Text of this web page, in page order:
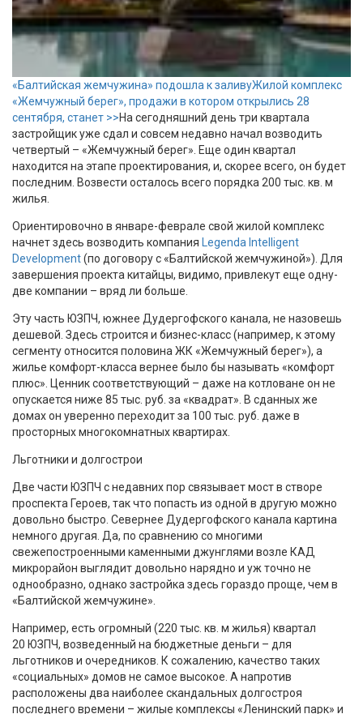
«Балтийская жемчужина» подошла к заливуЖилой комплекс
«Жемчужный берег», продажи в котором открылись 28
сентября, станет >>На сегодняшний день три квартала
застройщик уже сдал и совсем недавно начал возводить
четвертый – «Жемчужный берег». Еще один квартал
находится на этапе проектирования, и, скорее всего, он будет
последним. Возвести осталось всего порядка 200 тыс. кв. м
жилья.
Ориентировочно в январе-феврале свой жилой комплекс
начнет здесь возводить компания
Legenda Intelligent
Development(по договору с «Балтийской жемчужиной»). Для
завершения проекта китайцы, видимо, привлекут еще одну-
две компании – вряд ли больше.
Эту часть ЮЗПЧ, южнее Дудергофского канала, не назовешь
дешевой. Здесь строится и бизнес-класс (например, к этому
сегменту относится половина ЖК «Жемчужный берег»), а
жилье комфорт-класса вернее было бы называть «комфорт
плюс». Ценник соответствующий – даже на котловане он не
опускается ниже 85 тыс. руб. за «квадрат». В сданных же
домах он уверенно переходит за 100 тыс. руб. даже в
просторных многокомнатных квартирах.
Льготники и долгострои
Две части ЮЗПЧ с недавних пор связывает мост в створе
проспекта Героев, так что попасть из одной в другую можно
довольно быстро. Севернее Дудергофского канала картина
немного другая. Да, по сравнению со многими
свежепостроенными каменными джунглями возле КАД
микрорайон выглядит довольно нарядно и уж точно не
однообразно, однако застройка здесь гораздо проще, чем в
«Балтийской жемчужине».
Например, есть огромный (220 тыс. кв. м жилья) квартал
20 ЮЗПЧ, возведенный на бюджетные деньги – для
льготников и очередников. К сожалению, качество таких
«социальных» домов не самое высокое. А напротив
расположены два наиболее скандальных долгостроя
последнего времени – жилые комплексы «Ленинский парк» и